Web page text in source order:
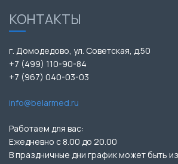
КОНТАКТЫ
г. Домодедово, ул. Советская, д.50
+7 (499) 110-90-84
+7 (967) 040-03-03
info@belarmed.ru
Работаем для вас:
Ежедневно с 8.00 до 20.00
В праздничные дни график может быть